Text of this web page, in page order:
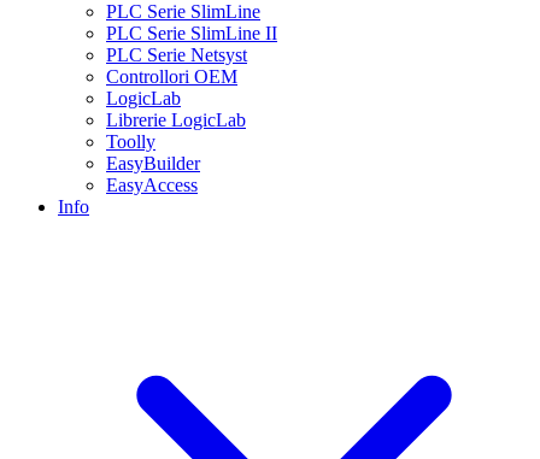
PLC Serie SlimLine
PLC Serie SlimLine II
PLC Serie Netsyst
Controllori OEM
LogicLab
Librerie LogicLab
Toolly
EasyBuilder
EasyAccess
Info